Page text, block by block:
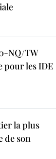
NQ/TW
pour les IDE
la plus
de son